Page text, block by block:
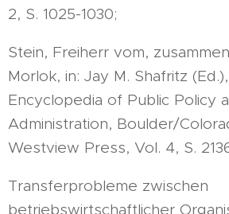
2, S. 1025-1030;
Stein, Freiherr vom,
Morlok, in: Jay M. Shafritz
Encyclopedia of Public Policy
Administration, Boulder/
Westview Press, Vol. 4, S.
Transferprobleme zwischen
betriebswirtschaftlicher